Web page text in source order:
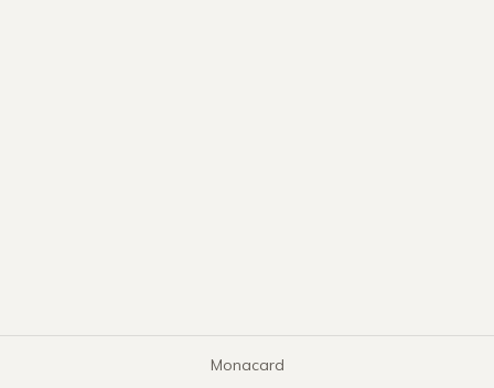
Monacard